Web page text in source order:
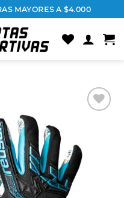
MAYORES A $4.000
deseos